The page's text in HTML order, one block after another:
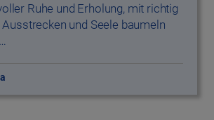
Ruhe und Erholung, mit richtig
und Seele baumeln